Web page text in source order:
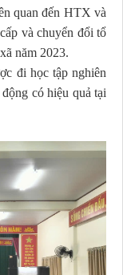
quan đến HTX và
và chuyển đổi tổ
năm 2023.
đi học tập nghiên
có hiệu quả tại